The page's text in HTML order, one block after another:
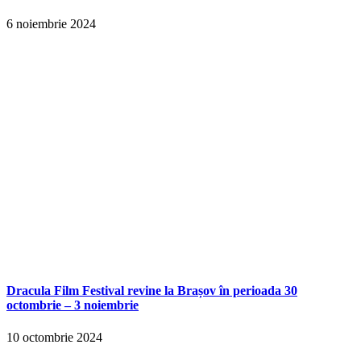
6 noiembrie 2024
Dracula Film Festival revine la Brașov în perioada 30
octombrie – 3 noiembrie
10 octombrie 2024